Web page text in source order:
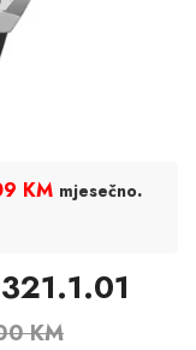
KM mjesečno.
KM